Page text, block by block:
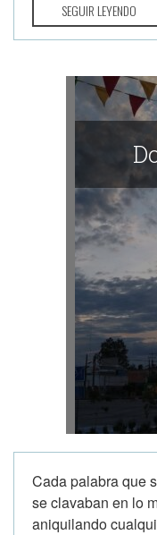
SEGUIR LEYENDO
Cada palabra que
se clavaban en lo
aniquilando